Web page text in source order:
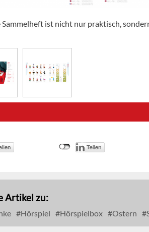
Sammelheft ist nicht nur praktisch,
Artikel zu:
Hörspiel Hörspielbox Ostern